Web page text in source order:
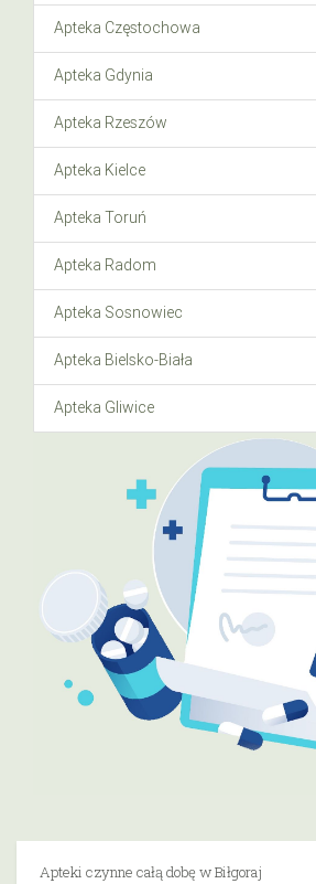
Apteka Częstochowa
Apteka Gdynia
Apteka Rzeszów
Apteka Kielce
Apteka Toruń
Apteka Radom
Apteka Sosnowiec
Apteka Bielsko-Biała
Apteka Gliwice
Apteki czynne całą dobę w Biłgoraj